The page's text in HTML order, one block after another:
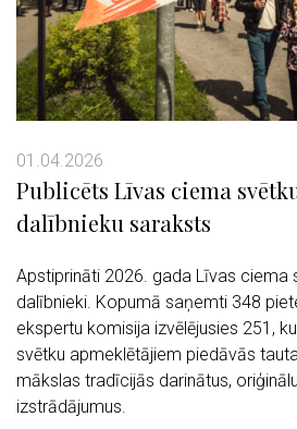
01.04.2026
Publicēts Līvas ciema
dalībnieku saraksts
Apstiprināti 2026. gada Līvas ciema
dalībnieki. Kopumā saņemti 348
ekspertu komisija izvēlējusies 251,
svētku apmeklētājiem piedāvās
mākslas tradīcijās darinātus,
izstrādājumus.